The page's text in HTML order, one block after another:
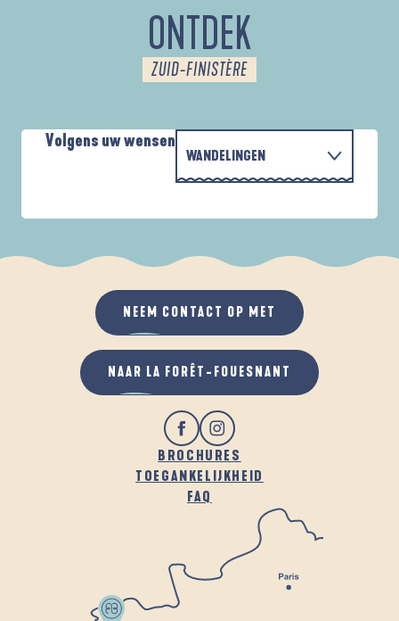
ONTDEK
ZUID-FINISTÈRE
Volgens uw wensen
WANDELINGEN
ALS HET REGENT
IN DE FRISSE LUCHT
PARCOURS D'INTERPRÉTATION DE L'ANSE
BROCHURES
TOEGANKELIJKHEID
FAQ
NEEM CONTACT OP MET
NAAR LA FORÊT-FOUESNANT